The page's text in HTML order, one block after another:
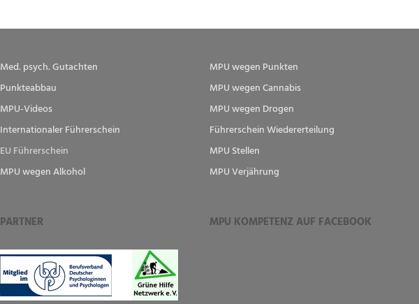
Med. psych. Gutachten
Punkteabbau
MPU-Videos
Internationaler Führerschein
EU Führerschein
MPU wegen Alkohol
PARTNER
MPU wegen Punkten
MPU wegen Cannabis
MPU wegen Drogen
Führerschein Wiedererteilung
MPU Stellen
MPU Verjährung
MPU KOMPETENZ AUF FACEBOOK